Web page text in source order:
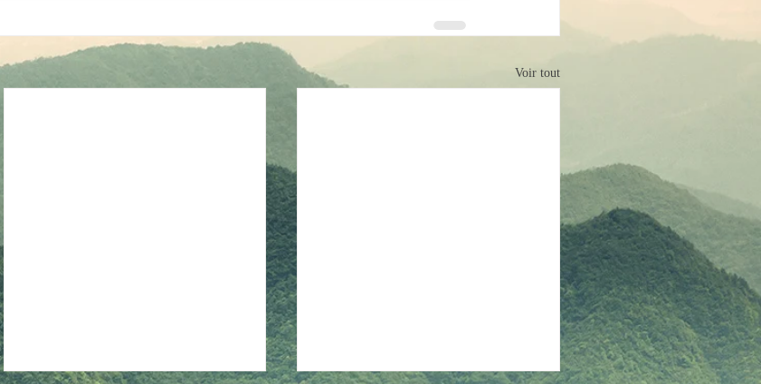
Voir tout